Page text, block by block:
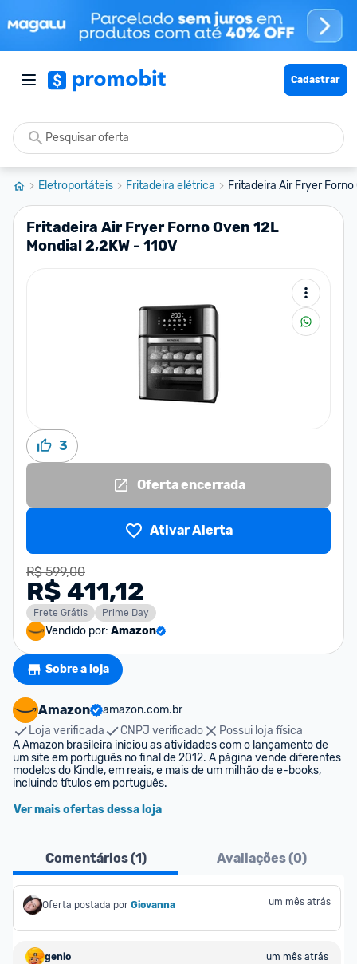
Cadastrar
Eletroportáteis Fritadeira elétrica Fritadeira Air Fryer Forno
Fritadeira Air Fryer Forno Oven 12L
Mondial 2,2KW - 110V
3
Oferta encerrada
Ativar Alerta
R$ 599,00
R$ 411,12
Frete Grátis Prime Day
Vendido por: Amazon
Sobre a loja
Amazon
amazon.com.br
Loja verificada
CNPJ verificado
Possui loja física
A Amazon brasileira iniciou as atividades com o lançamento de
um site em português no final de 2012. A página vende diferentes
modelos do Kindle, em reais, e mais de um milhão de e-books,
incluindo títulos em português.
Ver mais ofertas dessa loja
Comentários (1) Avaliações (0)
Oferta postada por Giovanna um mês atrás
genio
um mês atrás